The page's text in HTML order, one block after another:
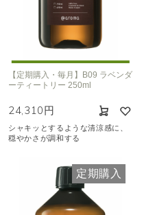
【定期購入・毎月】B09 ラベンダ
ーティートリー 250ml
24,310円
シャキッとするような清涼感に、
穏やかさが調和する
定期購入